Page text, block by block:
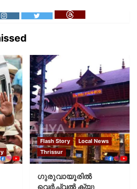
Flash Story
Local News
Thrissur
ഗുരുവായൂരില്‍
വെര്‍ച്വല്‍ ക്യൂ